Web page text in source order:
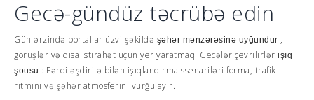
Gecə-gündüz təcrübə edin
Gün ərzində portallar üzvi şəkildə şəhər mənzərəsinə uyğundur ,
görüşlər və qısa istirahət üçün yer yaratmaq. Gecələr çevrilirlər işıq
şousu : Fərdiləşdirilə bilən işıqlandırma ssenariləri forma, trafik
ritmini və şəhər atmosferini vurğulayır.